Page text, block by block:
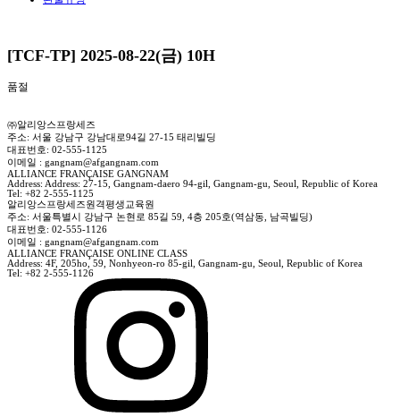
[TCF-TP] 2025-08-22(금) 10H
품절
㈜알리앙스프랑세즈
주소: 서울 강남구 강남대로94길 27-15 태리빌딩
대표번호: 02-555-1125
이메일 : gangnam@afgangnam.com
ALLIANCE FRANÇAISE GANGNAM
Address: Address: 27-15, Gangnam-daero 94-gil, Gangnam-gu, Seoul, Republic of Korea
Tel: +82 2-555-1125
알리앙스프랑세즈원격평생교육원
주소: 서울특별시 강남구 논현로 85길 59, 4층 205호(역삼동, 남곡빌딩)
대표번호: 02-555-1126
이메일 : gangnam@afgangnam.com
ALLIANCE FRANÇAISE ONLINE CLASS
Address: 4F, 205ho, 59, Nonhyeon-ro 85-gil, Gangnam-gu, Seoul, Republic of Korea
Tel: +82 2-555-1126